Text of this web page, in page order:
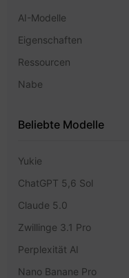
AI-Modelle
Eigenschaften
Ressourcen
Nabe
Beliebte Modelle
Yukie
ChatGPT 5,6 Sol
Claude 5.0
Zwillinge 3.1 Pro
Perplexität AI
Nano Banane Pro